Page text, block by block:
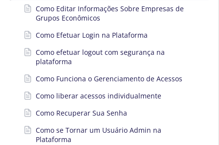
Como Editar Informações Sobre Empresas de
Grupos Econômicos
Como Efetuar Login na Plataforma
Como efetuar logout com segurança na
plataforma
Como Funciona o Gerenciamento de Acessos
Como liberar acessos individualmente
Como Recuperar Sua Senha
Como se Tornar um Usuário Admin na
Plataforma